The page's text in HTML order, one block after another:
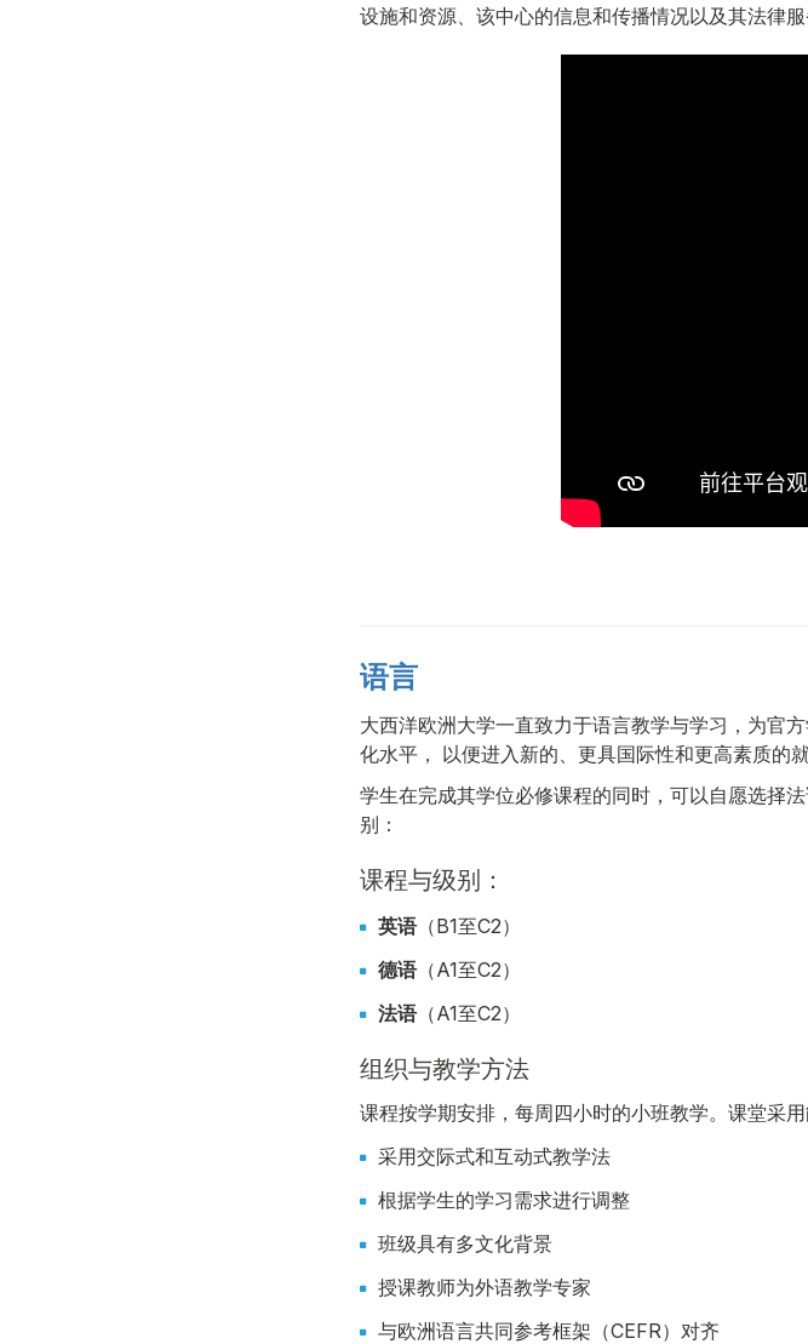
设施和资源、该中心的信息和传播情况以及其法律服
语言
大西洋欧洲大学一直致力于语言教学与学习，为官
化水平， 以便进入新的、更具国际性和更高素质的就
学生在完成其学位必修课程的同时，可以自愿选择
别：
课程与级别：
英语（B1至C2）
德语（A1至C2）
法语（A1至C2）
组织与教学方法
课程按学期安排，每周四小时的小班教学。课堂采
采用交际式和互动式教学法
根据学生的学习需求进行调整
班级具有多文化背景
授课教师为外语教学专家
与欧洲语言共同参考框架（CEFR）对齐